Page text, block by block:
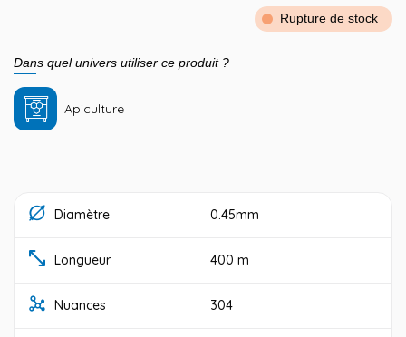
Rupture de stock
Dans quel univers utiliser ce produit ?
Apiculture
Diamètre 0.45mm
Longueur 400 m
Nuances 304